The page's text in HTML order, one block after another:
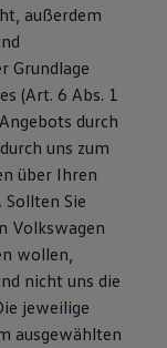
außerdem
Grundlage
(Art. 6 Abs. 1
durch
uns zum
über Ihren
Sie
Volkswagen
wollen,
nicht uns die
jeweilige
ausgewählten